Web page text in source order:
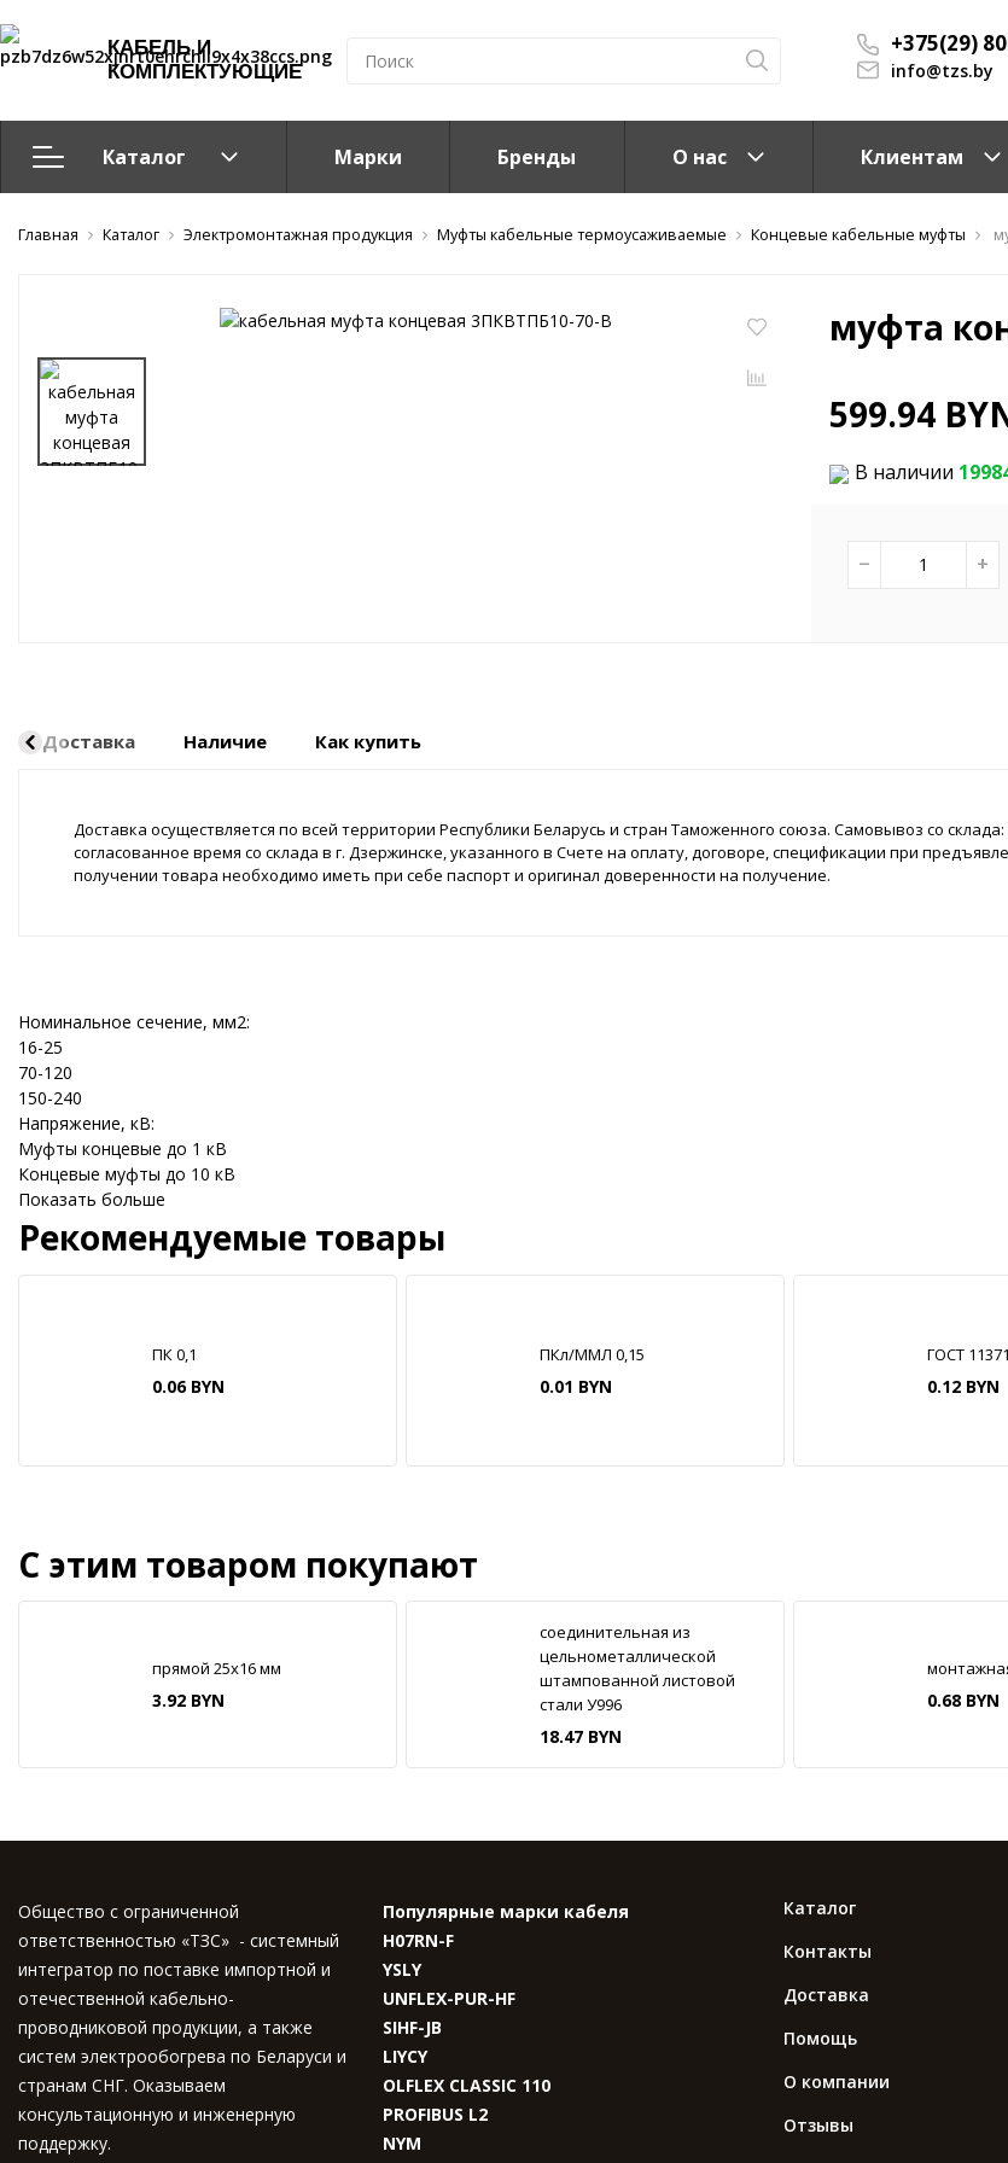
КАБЕЛЬ И
КОМПЛЕКТУЮЩИЕ
+375(29)
info@tzs.by
Каталог
Кабельно-проводниковая продукция
Электромонтажная продукция
Компоненты структурированных кабельных систем (СКС)
Марки Бренды О нас Клиентам
Главная Каталог Электромонтажная продукция Муфты кабельные термоусаживаемые Концевые кабельные муфты
муфта
599.94
В наличии
− +
Доставка Наличие Как купить
Доставка осуществляется по всей территории Республики Беларусь и стран Таможенного союза. Самовывоз со
согласованное время со склада в г. Дзержинске, указанного в Счете на оплату, договоре, спецификации при
получении товара необходимо иметь при себе паспорт и оригинал доверенности на получение.
Номинальное сечение, мм2:
16-25
70-120
150-240
Напряжение, кВ:
Муфты концевые до 1 кВ
Концевые муфты до 10 кВ
Показать больше
Рекомендуемые товары
ПК 0,1
0.06 BYN
ПКл/ММЛ 0,15
0.01 BYN
ГОСТ
0.12 BYN
С этим товаром покупают
прямой 25х16 мм
3.92 BYN
соединительная из
цельнометаллической
штампованной листовой
стали У996
18.47 BYN
0.68 BYN
Общество с ограниченной
ответственностью «ТЗС» - системный
интегратор по поставке импортной и
отечественной кабельно-
проводниковой продукции, а также
систем электрообогрева по Беларуси и
странам СНГ. Оказываем
консультационную и инженерную
поддержку.
Популярные марки кабеля
H07RN-F
YSLY
UNFLEX-PUR-HF
SIHF-JB
LIYCY
OLFLEX CLASSIC 110
PROFIBUS L2
NYM
Каталог
Контакты
Доставка
Помощь
О компании
Отзывы